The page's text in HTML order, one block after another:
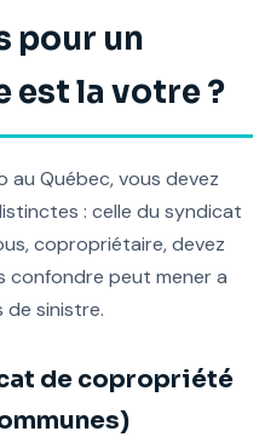
pour un
est la votre ?
au Québec, vous devez
: celle du syndicat
copropriétaire, devez
confondre peut mener a
de sinistre.
de copropriété